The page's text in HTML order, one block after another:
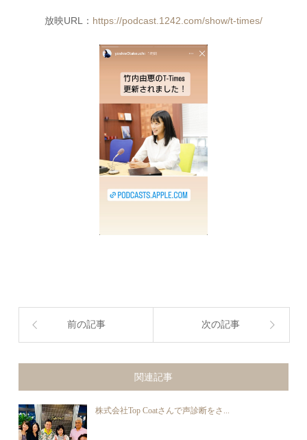
放映URL： https://podcast.1242.com/show/t-times/
前の記事 次の記事
関連記事
株式会社Top Coatさんで声診断をさ...